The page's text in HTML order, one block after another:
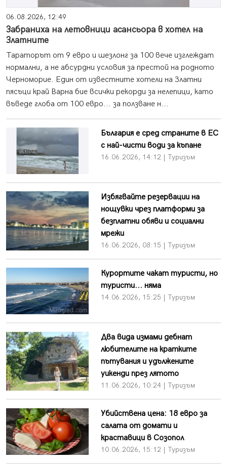
06.08.2026, 12:49
Забраниха на летовници асансьора в хотел на
Златните
Тараторът от 9 евро и шезлонг за 100 вече изглеждат
нормални, а не абсурдни условия за престой на родното
Черноморие. Един от известните хотели на Златни
пясъци край Варна бие всички рекорди за нелепици, като
въведе глоба от 100 евро... за ползване н...
България е сред страните в ЕС
с най-чисти води за къпане
16.06.2026, 14:12 | Туризъм
Избягвайте резервации на
нощувки чрез платформи за
безплатни обяви и социални
мрежи
16.06.2026, 08:15 | Туризъм
Курортите чакат туристи, но
туристи... няма
14.06.2026, 15:25 | Туризъм
Два вида измами дебнат
любителите на кратките
пътувания и удължените
уикенди през лятото
11.06.2026, 10:24 | Туризъм
Убийствена цена: 18 евро за
салата от домати и
краставици в Созопол
10.06.2026, 15:12 | Туризъм